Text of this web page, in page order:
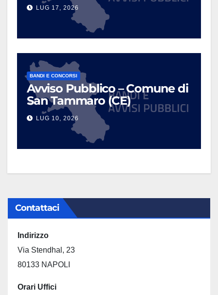
LUG 17, 2026
BANDI E CONCORSI
Avviso Pubblico – Comune di
San Tammaro (CE)
LUG 10, 2026
Contattaci
Indirizzo
Via Stendhal, 23
80133 NAPOLI
Orari Uffici